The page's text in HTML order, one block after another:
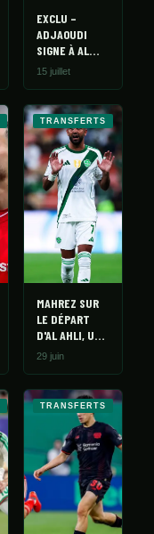
EXCLU –
ADJAOUDI
SIGNE À AL
WAKRAH POUR
15 juillet
TRANSFERTS
MAHREZ SUR
LE DÉPART
D'AL AHLI, UNE
PAGE QUI SE
29 juin
TRANSFERTS